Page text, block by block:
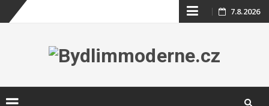
Skip
content
7.8.2026